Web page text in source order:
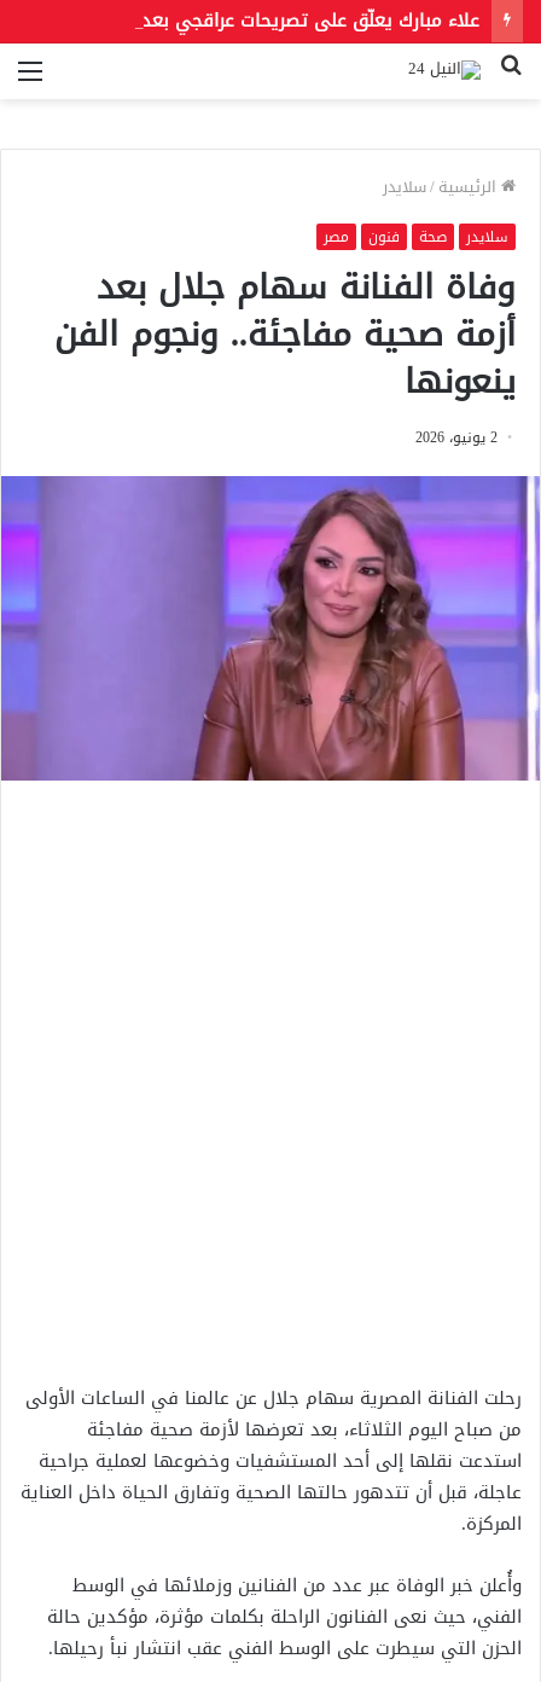
بحث
الرئيسية/سلايدر
سلايدر صحة فنون مصر
وفاة الفنانة سهام جلال بعد
أزمة صحية مفاجئة.. ونجوم الفن
ينعونها
2 يونيو، 2026
رحلت الفنانة المصرية سهام جلال عن عالمنا في الساعات الأولى
من صباح اليوم الثلاثاء، بعد تعرضها لأزمة صحية مفاجئة
استدعت نقلها إلى أحد المستشفيات وخضوعها لعملية جراحية
عاجلة، قبل أن تتدهور حالتها الصحية وتفارق الحياة داخل العناية
المركزة.
وأُعلن خبر الوفاة عبر عدد من الفنانين وزملائها في الوسط
الفني، حيث نعى الفنانون الراحلة بكلمات مؤثرة، مؤكدين حالة
الحزن التي سيطرت على الوسط الفني عقب انتشار نبأ رحيلها.